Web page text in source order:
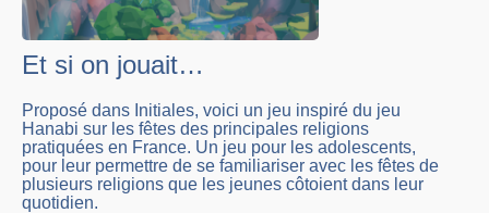
Et si on jouait…
Proposé dans Initiales, voici un jeu inspiré du jeu
Hanabi sur les fêtes des principales religions
pratiquées en France. Un jeu pour les adolescents,
pour leur permettre de se familiariser avec les fêtes de
plusieurs religions que les jeunes côtoient dans leur
quotidien.